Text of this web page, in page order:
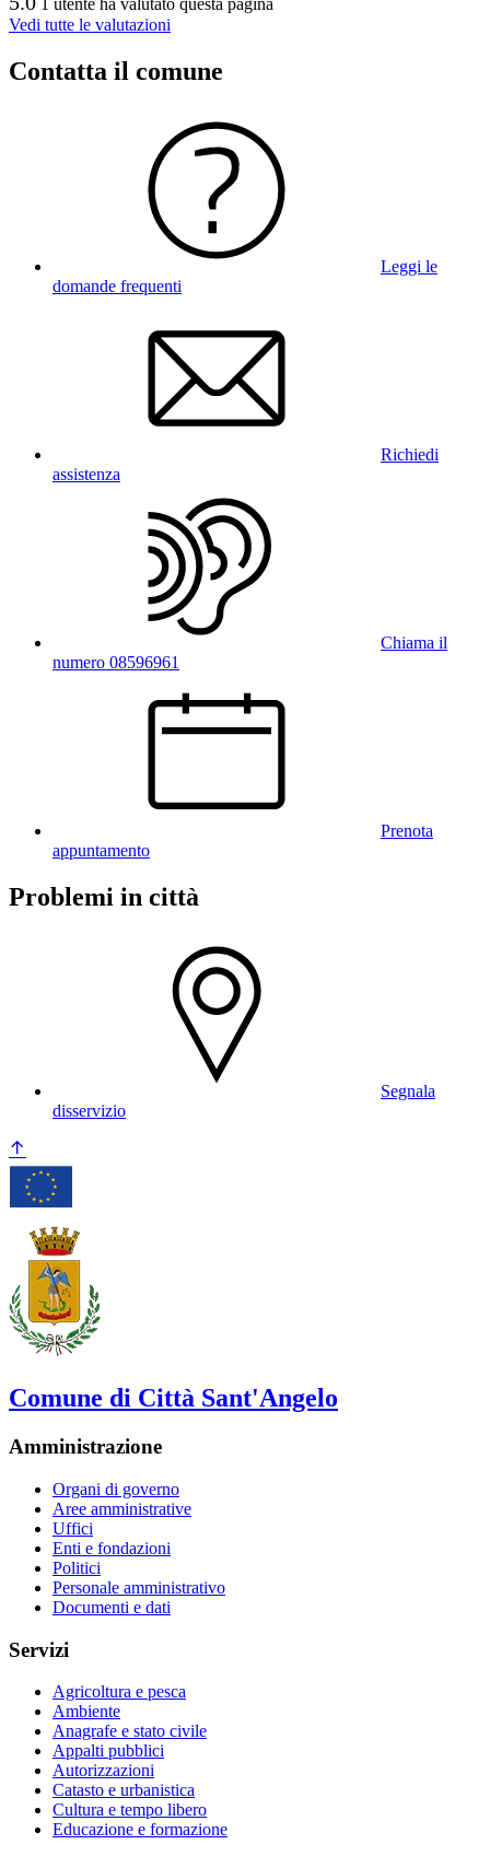
Vedi tutte le valutazioni
Contatta il comune
Leggi le
domande frequenti
Richiedi
assistenza
Chiama il
numero 08596961
Prenota
appuntamento
Problemi in città
Segnala
disservizio
Comune di Città Sant'Angelo
Amministrazione
Organi di governo
Aree amministrative
Uffici
Enti e fondazioni
Politici
Personale amministrativo
Documenti e dati
Servizi
Agricoltura e pesca
Ambiente
Anagrafe e stato civile
Appalti pubblici
Autorizzazioni
Catasto e urbanistica
Cultura e tempo libero
Educazione e formazione